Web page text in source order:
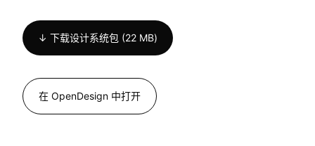
↓ 下载设计系统包 (22 MB)
在 OpenDesign 中打开